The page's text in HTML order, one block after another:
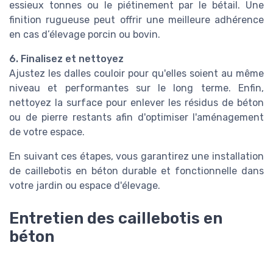
essieux tonnes ou le piétinement par le bétail. Une
finition rugueuse peut offrir une meilleure adhérence
en cas d’élevage porcin ou bovin.
6. Finalisez et nettoyez
Ajustez les dalles couloir pour qu'elles soient au même
niveau et performantes sur le long terme. Enfin,
nettoyez la surface pour enlever les résidus de béton
ou de pierre restants afin d'optimiser l'aménagement
de votre espace.
En suivant ces étapes, vous garantirez une installation
de caillebotis en béton durable et fonctionnelle dans
votre jardin ou espace d'élevage.
Entretien des caillebotis en
béton